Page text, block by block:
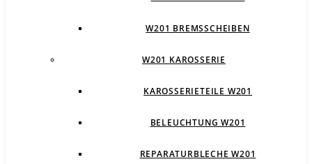
W201 BREMSSCHEIBEN
W201 KAROSSERIE
KAROSSERIETEILE W201
BELEUCHTUNG W201
REPARATURBLECHE W201